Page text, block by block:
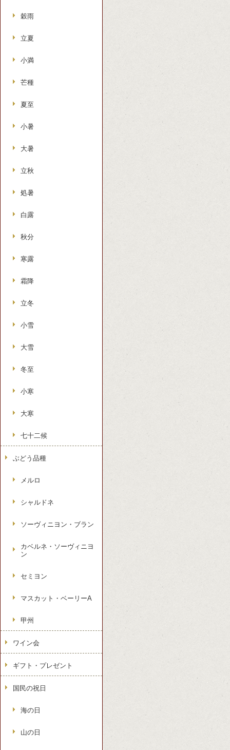
穀雨
立夏
小満
芒種
夏至
小暑
大暑
立秋
処暑
白露
秋分
寒露
霜降
立冬
小雪
大雪
冬至
小寒
大寒
七十二候
ぶどう品種
メルロ
シャルドネ
ソーヴィニヨン・ブラン
カベルネ・ソーヴィニヨ
ン
セミヨン
マスカット・ベーリーA
甲州
ワイン会
ギフト・プレゼント
国民の祝日
海の日
山の日